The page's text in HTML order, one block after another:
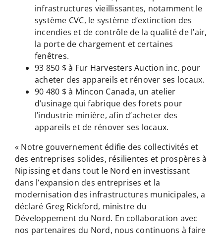
infrastructures vieillissantes, notamment le
système CVC, le système d’extinction des
incendies et de contrôle de la qualité de l’air,
la porte de chargement et certaines
fenêtres.
93 850 $ à Fur Harvesters Auction inc. pour
acheter des appareils et rénover ses locaux.
90 480 $ à Mincon Canada, un atelier
d’usinage qui fabrique des forets pour
l’industrie minière, afin d’acheter des
appareils et de rénover ses locaux.
« Notre gouvernement édifie des collectivités et
des entreprises solides, résilientes et prospères à
Nipissing et dans tout le Nord en investissant
dans l’expansion des entreprises et la
modernisation des infrastructures municipales, a
déclaré Greg Rickford, ministre du
Développement du Nord. En collaboration avec
nos partenaires du Nord, nous continuons à faire